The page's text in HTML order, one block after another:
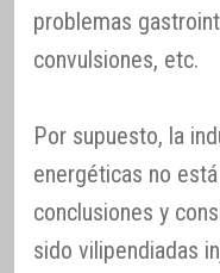
problemas
convulsiones, etc.
Por supuesto, la
energéticas no
conclusiones y
sido vilipendiadas